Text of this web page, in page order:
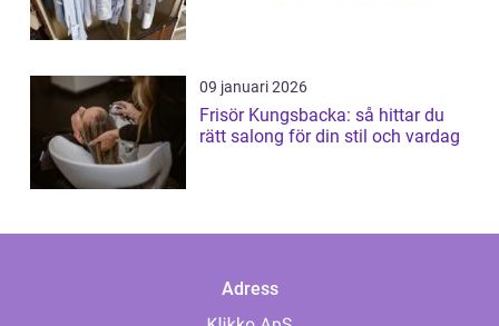
09 januari 2026
Frisör Kungsbacka: så hittar du
rätt salong för din stil och vardag
Adress